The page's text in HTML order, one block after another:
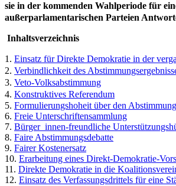
sie in der kommenden Wahlperiode für
außerparlamentarischen Parteien
Inhaltsverzeichnis
1. Einsatz für Direkte Demokratie in der
2. Verbindlichkeit des
3. Veto-Volksabstimmung
4. Konstruktives Referendum
5. Formulierungshoheit über den
6. Freie Unterschriftensammlung
7. Bürger_innen-freundliche
8. Faire Abstimmungsdebatte
9. Fairer Kostenersatz
10. Erarbeitung eines Direkt-Demokratie-
11. Direkte Demokratie in die
12. Einsatz des Verfassungsdrittels für eine